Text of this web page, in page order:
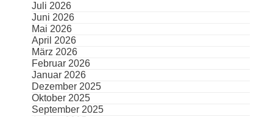
Juli 2026
Juni 2026
Mai 2026
April 2026
März 2026
Februar 2026
Januar 2026
Dezember 2025
Oktober 2025
September 2025